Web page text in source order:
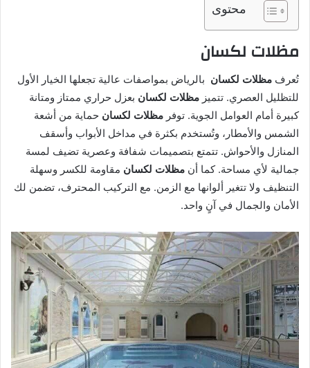
محتوى
مظلات لكسان
تُعرف مظلات لكسان بالرياض بمواصفات عالية تجعلها الخيار الأول
للتظليل العصري. تتميز مظلات لكسان بعزل حراري ممتاز ومتانة
كبيرة أمام العوامل الجوية. توفر مظلات لكسان حماية من أشعة
الشمس والأمطار، وتُستخدم بكثرة في مداخل الأبواب وأسقف
المنازل والأحواش. تتمتع بتصميمات شفافة وعصرية تضيف لمسة
جمالية لأي مساحة. كما أن مظلات لكسان مقاومة للكسر وسهلة
التنظيف ولا تتغير ألوانها مع الزمن. مع التركيب المحترف، تضمن لك
الأمان والجمال في آنٍ واحد.